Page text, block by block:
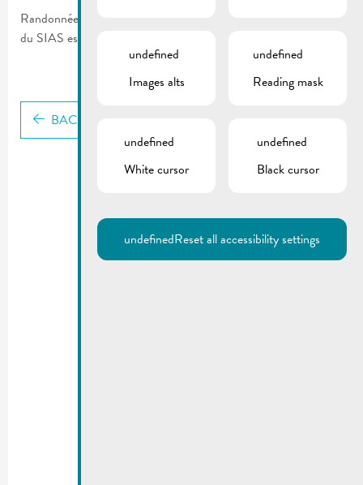
Randonnées, courses et d’autres activités – la nouvelle brochure
du SIAS est disponible en ligne
BACK
undefined
Images alts
undefined
Reading mask
undefined
White cursor
undefined
Black cursor
undefinedReset all accessibility settings